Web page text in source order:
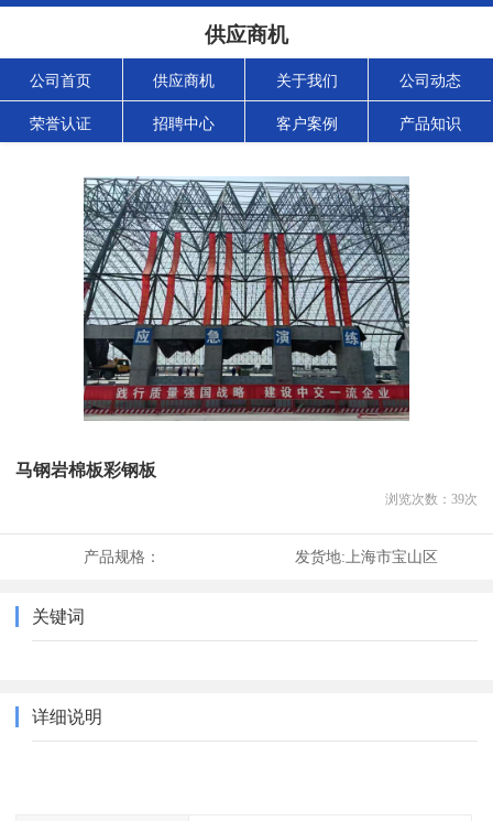
供应商机
公司首页 供应商机 关于我们 公司动态
荣誉认证 招聘中心 客户案例 产品知识
马钢岩棉板彩钢板
浏览次数： 39次
产品规格： 发货地: 上海市宝山区
关键词
详细说明